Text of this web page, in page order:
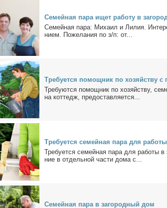
Се­мей­ная па­ра ищет ра­бо­ту в
Се­мей­ная па­ра: Ми­ха­ил и Ли­лия.
ни­ем. По­же­ла­ния по з/п: от...
Тре­бу­ет­ся по­мощ­ник по хо­зяй­ству с
Тре­бу­ют­ся по­мощ­ник по хо­зяй­ству,
на кот­тедж, предо­став­ля­ет­ся...
Тре­бу­ет­ся се­мей­ная па­ра для
Тре­бу­ет­ся се­мей­ная па­ра для ра­бо­ты
ние в от­дель­ной ча­сти до­ма с...
Се­мей­ная па­ра в за­го­род­ный дом